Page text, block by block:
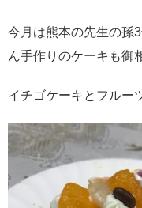
今月は熊本の先生の孫
ん手作りのケーキも御
イチゴケーキとフルー